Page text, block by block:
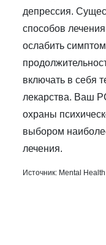
депрессия.
способов
ослабить
включать в себя
лекарства. Ваш
охраны
выбором
лечения.
Источник: Mental